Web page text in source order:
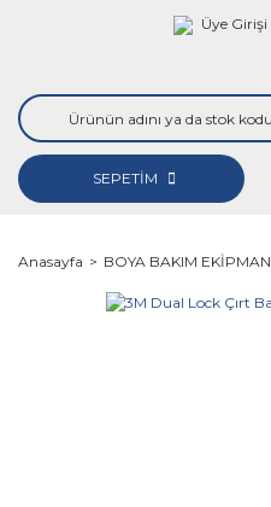
Üye Girişi
SEPETİM
Anasayfa BOYA BAKIM EKİPMAN